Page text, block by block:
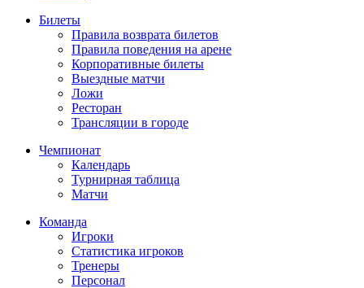
Билеты
Правила возврата билетов
Правила поведения на арене
Корпоративные билеты
Выездные матчи
Ложи
Ресторан
Трансляции в городе
Чемпионат
Календарь
Турнирная таблица
Матчи
Команда
Игроки
Статистика игроков
Тренеры
Персонал